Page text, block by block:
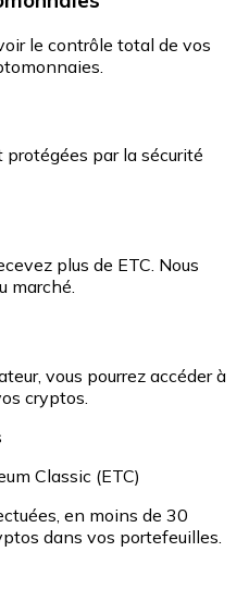
le contrôle total de vos
par la sécurité
plus de ETC. Nous
marché.
vous pourrez accéder à
cryptos.
Classic (ETC)
en moins de 30
dans vos portefeuilles.